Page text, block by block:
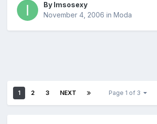
By Imsosexy
November 4, 2006 in Moda
1 2 3 NEXT Page 1 of 3